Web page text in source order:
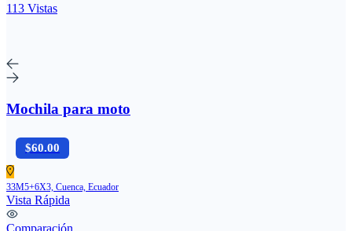
113 Vistas
Mochila para moto
$60.00
33M5+6X3, Cuenca, Ecuador
Vista Rápida
Comparación